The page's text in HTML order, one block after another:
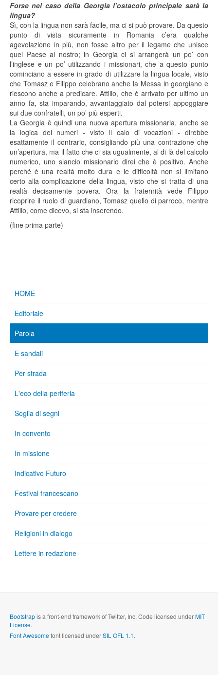
Forse nel caso della Georgia l’ostacolo principale sarà la
lingua?
Sì, con la lingua non sarà facile, ma ci si può provare. Da questo
punto di vista sicuramente in Romania c’era qualche
agevolazione in più, non fosse altro per il legame che unisce
quel Paese al nostro; in Georgia ci si arrangerà un po’ con
l’inglese e un po’ utilizzando i missionari, che a questo punto
cominciano a essere in grado di utilizzare la lingua locale, visto
che Tomasz e Filippo celebrano anche la Messa in georgiano e
riescono anche a predicare. Attilio, che è arrivato per ultimo un
anno fa, sta imparando, avvantaggiato dal potersi appoggiare
sui due confratelli, un po’ più esperti.
La Georgia è quindi una nuova apertura missionaria, anche se
la logica dei numeri - visto il calo di vocazioni - direbbe
esattamente il contrario, consigliando più una contrazione che
un’apertura, ma il fatto che ci sia ugualmente, al di là del calcolo
numerico, uno slancio missionario direi che è positivo. Anche
perché è una realtà molto dura e le difficoltà non si limitano
certo alla complicazione della lingua, visto che si tratta di una
realtà decisamente povera. Ora la fraternità vede Filippo
ricoprire il ruolo di guardiano, Tomasz quello di parroco, mentre
Attilio, come dicevo, si sta inserendo.
(fine prima parte)
HOME
Editoriale
Parola
E sandali
Per strada
L'eco della periferia
Soglia di segni
In convento
In missione
Indicativo Futuro
Festival francescano
Provare per credere
Religioni in dialogo
Lettere in redazione
Bootstrapis a front-end framework of Twitter, Inc. Code licensed underMIT
License.
Font Awesomefont licensed underSIL OFL 1.1.